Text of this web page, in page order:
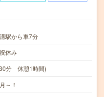
駅から車7分
休み
分 休憩1時間)
～！